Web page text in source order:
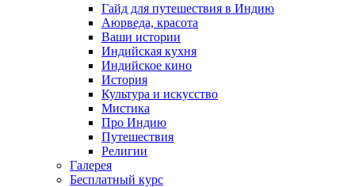
Гайд для путешествия в Индию
Аюрведа, красота
Ваши истории
Индийская кухня
Индийское кино
История
Культура и искусство
Мистика
Про Индию
Путешествия
Религии
Галерея
Бесплатный курс